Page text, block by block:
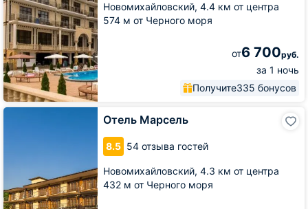
Новомихайловский, 4.4 км от центра
574 м от Черного моря
от6 700руб.
за 1 ночь
Получите335 бонусов
Отель Марсель
8.5 54 отзыва гостей
Новомихайловский, 4.3 км от центра
432 м от Черного моря
Отель